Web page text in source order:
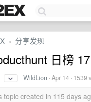
› 分享发现
日榜
WildLion ·Apr 14 · 1539
topic created in 115 days